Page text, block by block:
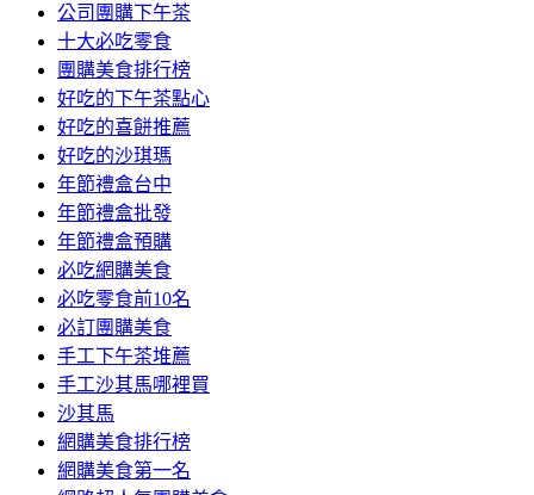
公司團購下午茶
十大必吃零食
團購美食排行榜
好吃的下午茶點心
好吃的喜餅推薦
好吃的沙琪瑪
年節禮盒台中
年節禮盒批發
年節禮盒預購
必吃網購美食
必吃零食前10名
必訂團購美食
手工下午茶堆薦
手工沙其馬哪裡買
沙其馬
網購美食排行榜
網購美食第一名